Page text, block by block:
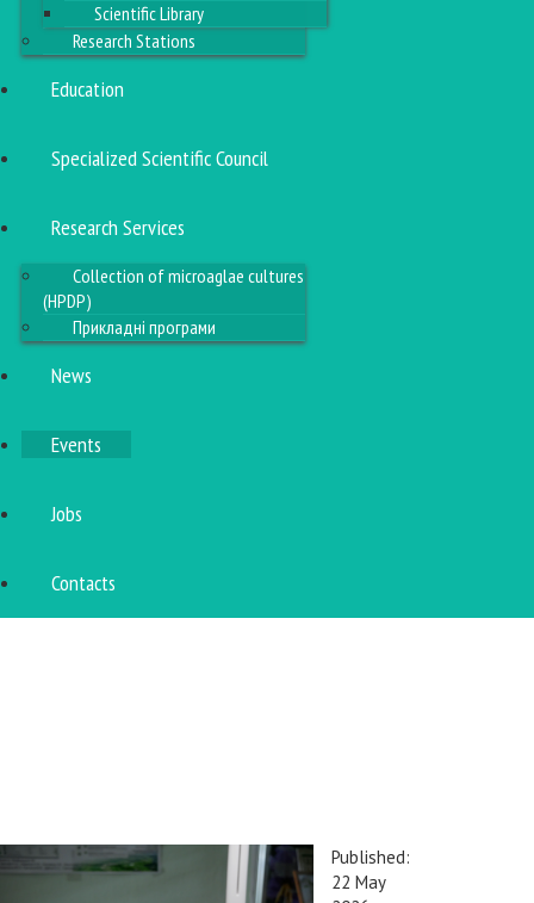
Scientific Library
Research Stations
Education
Specialized Scientific Council
Research Services
Collection of microaglae cultures
(HPDP)
Прикладні програми
News
Events
Jobs
Contacts
Published:
22 May